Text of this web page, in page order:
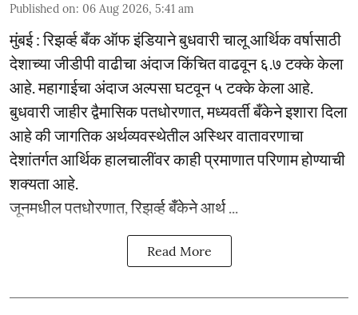
Published on: 06 Aug 2026, 5:41 am
मुंबई : रिझर्व्ह बँक ऑफ इंडियाने बुधवारी चालू आर्थिक वर्षासाठी
देशाच्या जीडीपी वाढीचा अंदाज किंचित वाढवून ६.७ टक्के केला
आहे. महागाईचा अंदाज अल्पसा घटवून ५ टक्के केला आहे.
बुधवारी जाहीर द्वैमासिक पतधोरणात, मध्यवर्ती बँकेने इशारा दिला
आहे की जागतिक अर्थव्यवस्थेतील अस्थिर वातावरणाचा
देशांतर्गत आर्थिक हालचालींवर काही प्रमाणात परिणाम होण्याची
शक्यता आहे.
जूनमधील पतधोरणात, रिझर्व्ह बँकेने आर्थ ...
Read More